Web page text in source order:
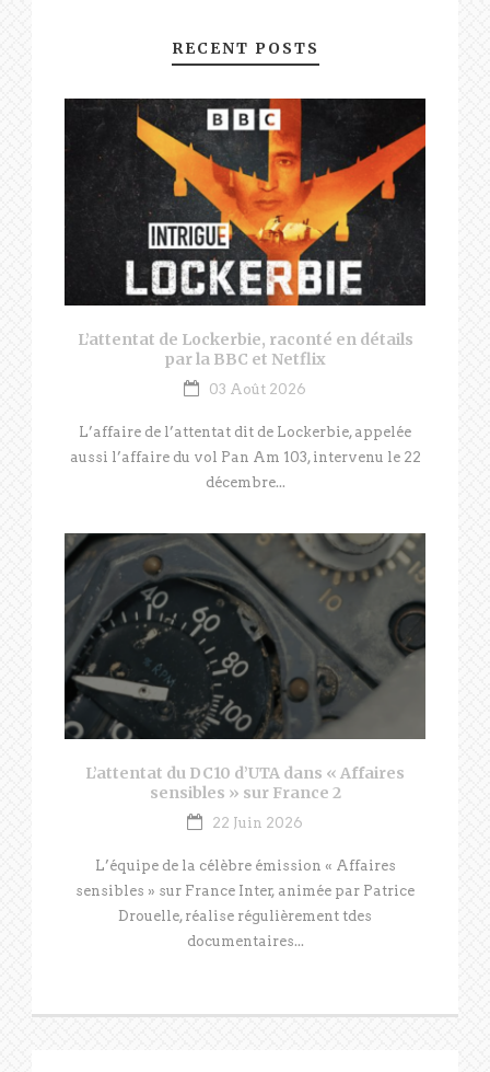
RECENT POSTS
L’attentat de Lockerbie, raconté en détails
par la BBC et Netflix
03 Août 2026
L’affaire de l’attentat dit de Lockerbie, appelée
aussi l’affaire du vol Pan Am 103, intervenu le 22
décembre...
L’attentat du DC10 d’UTA dans « Affaires
sensibles » sur France 2
22 Juin 2026
L’équipe de la célèbre émission « Affaires
sensibles » sur France Inter, animée par Patrice
Drouelle, réalise régulièrement tdes
documentaires...